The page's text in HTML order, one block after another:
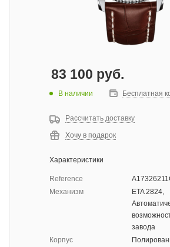
83 100 руб.
В наличии Бесплатная
Рассчитать доставку
Хочу в подарок
Характеристики
Reference
Механизм
ETA 2824,
завода
Корпус